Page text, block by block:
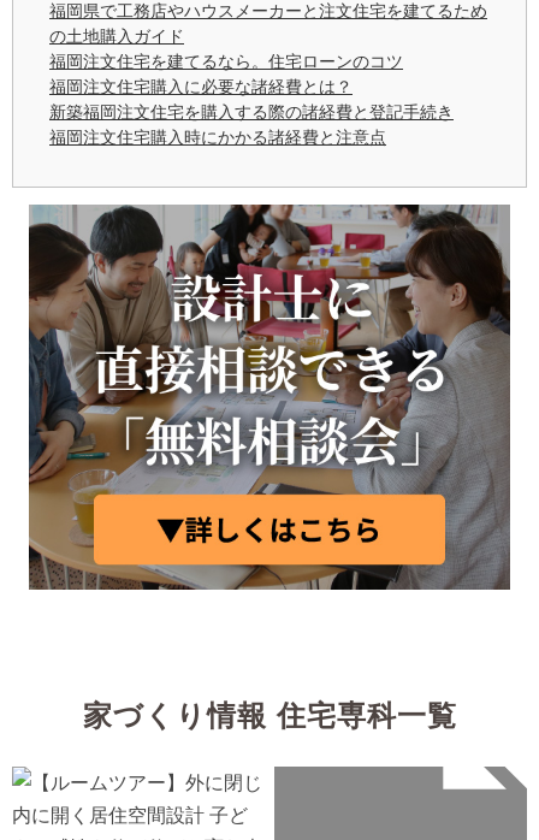
福岡県で工務店やハウスメーカーと注文住宅を建てるため
の土地購入ガイド
福岡注文住宅を建てるなら。住宅ローンのコツ
福岡注文住宅購入に必要な諸経費とは？
新築福岡注文住宅を購入する際の諸経費と登記手続き
福岡注文住宅購入時にかかる諸経費と注意点
家づくり情報 住宅専科一覧